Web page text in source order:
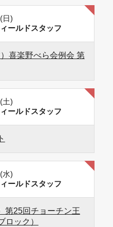
日)
ールドスタッフ
喜楽野べら会例会 第
土)
ールドスタッフ
水)
ールドスタッフ
第25回チョーチン王
ロック）